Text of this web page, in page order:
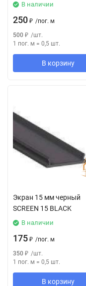
В наличии
250 ₽ /пог. м
500 ₽ /шт.
1 пог. м = 0,5 шт.
В корзину
Экран 15 мм черный
SCREEN 15 BLACK
В наличии
175 ₽ /пог. м
350 ₽ /шт.
1 пог. м = 0,5 шт.
В корзину